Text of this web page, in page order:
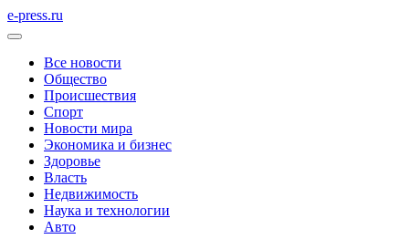
e-press.ru
Все новости
Общество
Происшествия
Спорт
Новости мира
Экономика и бизнес
Здоровье
Власть
Недвижимость
Наука и технологии
Авто